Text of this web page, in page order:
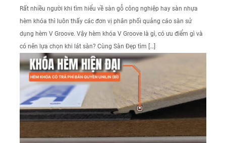
Rất nhiều người khi tìm hiểu về sàn gỗ công nghiệp hay sàn nhựa
hèm khóa thì luôn thấy các đơn vị phân phối quảng cáo sàn sử
dụng hèm V Groove. Vậy hèm khóa V Groove là gì, có ưu điểm gì và
có nên lựa chọn khi lát sàn? Cùng Sàn Đẹp tìm […]